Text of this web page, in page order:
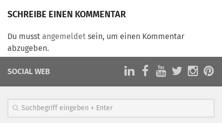
Arbeitsgruppen
MarketingFrauen
Münchner Marketingpreis
Mentoring
Bundesverband Marketing Clubs
MARKETING PIONIERE
SCHREIBE EINEN KOMMENTAR
Du musst angemeldet sein, um einen Kommentar
abzugeben.
SOCIAL WEB